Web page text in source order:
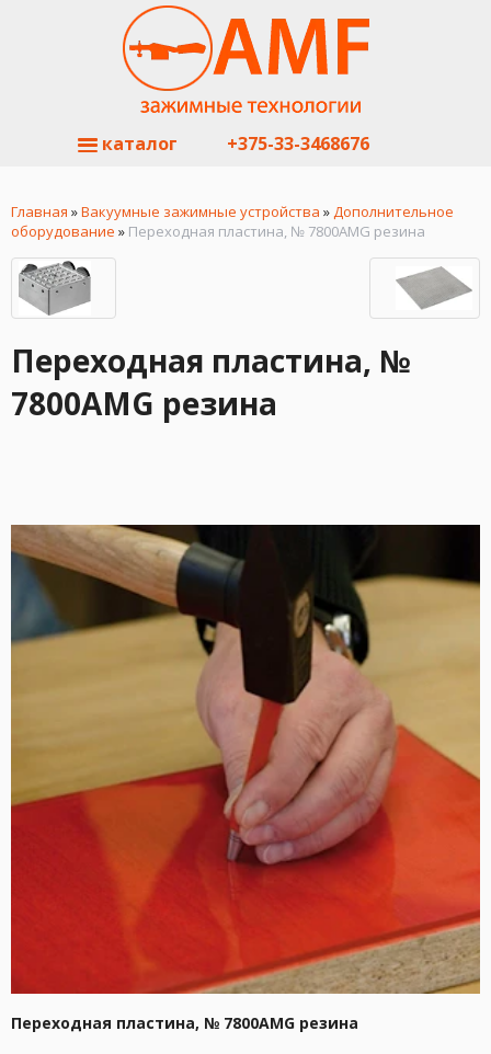
каталог +375-33-3468676
Главная »Вакуумные зажимные устройства »Дополнительное
оборудование » Переходная пластина, № 7800AMG резина
Переходная пластина, №
7800AMG резина
Переходная пластина, № 7800AMG резина